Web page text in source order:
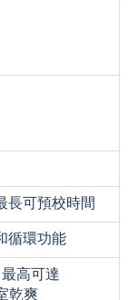
長可預校時間
循環功能
高可達
乾爽